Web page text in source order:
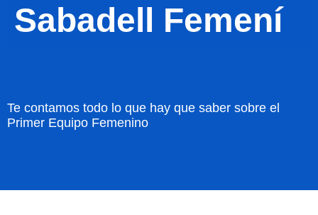
Sabadell Femení
Te contamos todo lo que hay que saber sobre el
Primer Equipo Femenino